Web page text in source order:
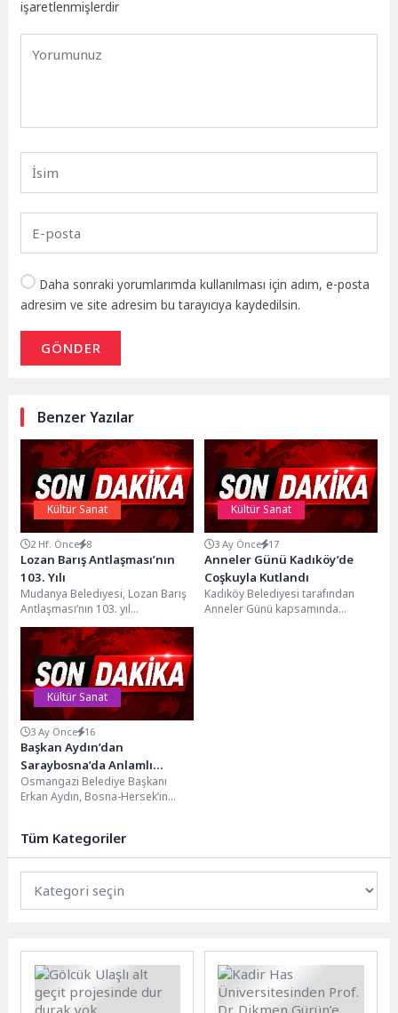
işaretlenmişlerdir
Daha sonraki yorumlarımda kullanılması için adım, e-posta
adresim ve site adresim bu tarayıcıya kaydedilsin.
GÖNDER
Benzer Yazılar
Kültür Sanat
2 Hf. Önce 8
Lozan Barış Antlaşması’nın
103. Yılı
Mudanya Belediyesi, Lozan Barış
Antlaşması’nın 103. yıl
dönümünde “Lozan ile Yaşamak”
başlıklı buluşmaya ev sahipliği...
Kültür Sanat
3 Ay Önce 17
Anneler Günü Kadıköy’de
Coşkuyla Kutlandı
Kadıköy Belediyesi tarafından
Anneler Günü kapsamında
Kültür Sanat
3 Ay Önce 16
Başkan Aydın’dan
Saraybosna’da Anlamlı
Temas
Osmangazi Belediye Başkanı
Erkan Aydın, Bosna-Hersek’in
temaslarda hem duygusal...
Tüm Kategoriler